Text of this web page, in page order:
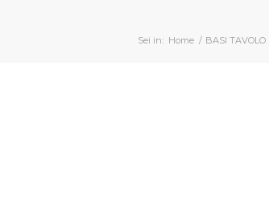
Sei in: Home / BASI TAVOLO